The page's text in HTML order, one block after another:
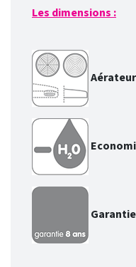
Les dimensions :